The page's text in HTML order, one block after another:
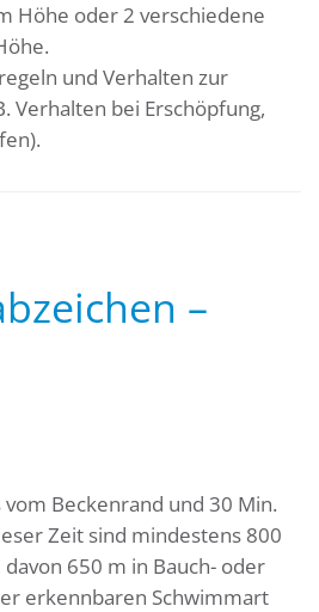
Höhe oder 2 verschiedene
und Verhalten zur
Verhalten bei Erschöpfung,
–
Beckenrand und 30 Min.
Zeit sind mindestens 800
650 m in Bauch- oder
erkennbaren Schwimmart